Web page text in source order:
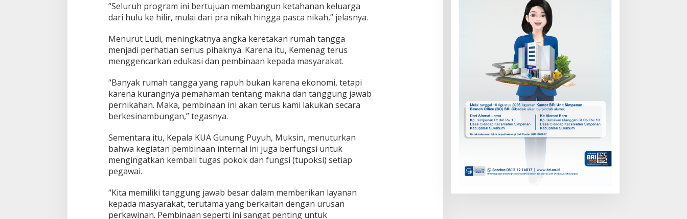
w
a
“Seluruh program ini bertujuan membangun ketahanan keluarga
dari hulu ke hilir, mulai dari pra nikah hingga pasca nikah,” jelasnya.
Menurut Ludi, meningkatnya angka keretakan rumah tangga
menjadi perhatian serius pihaknya. Karena itu, Kemenag terus
menggencarkan edukasi dan pembinaan kepada masyarakat.
“Banyak rumah tangga yang rapuh bukan karena ekonomi, tetapi
karena kurangnya pemahaman tentang makna dan tanggung jawab
pernikahan. Maka, pembinaan ini akan terus kami lakukan secara
berkesinambungan,” tegasnya.
Sementara itu, Kepala KUA Gunung Puyuh, Muksin, menuturkan
bahwa kegiatan pembinaan internal ini juga berfungsi untuk
mengingatkan kembali tugas pokok dan fungsi (tupoksi) setiap
pegawai.
“Kita memiliki tanggung jawab besar dalam memberikan layanan
kepada masyarakat, terutama yang berkaitan dengan urusan
perkawinan. Pembinaan seperti ini sangat penting untuk